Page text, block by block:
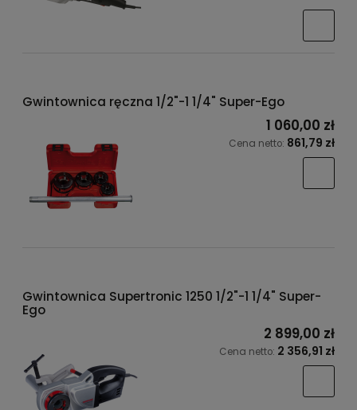
Gwintownica ręczna 1/2"-1 1/4" Super-Ego
1 060,00 zł
Cena netto: 861,79 zł
Gwintownica Supertronic 1250 1/2"-1 1/4" Super-
Ego
2 899,00 zł
Cena netto: 2 356,91 zł